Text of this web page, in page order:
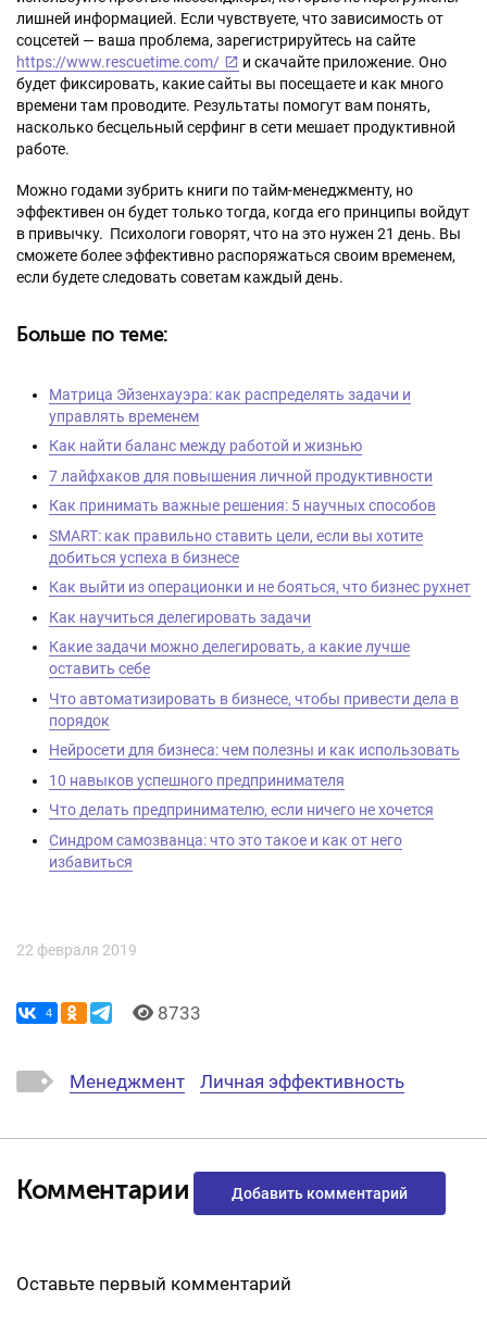
лишней информацией. Если чувствуете, что зависимость от
соцсетей — ваша проблема, зарегистрируйтесь на сайте
https://www.rescuetime.com/
и скачайте приложение. Оно
будет фиксировать, какие сайты вы посещаете и как много
времени там проводите. Результаты помогут вам понять,
насколько бесцельный серфинг в сети мешает продуктивной
работе.
Можно годами зубрить книги по тайм-менеджменту, но
эффективен он будет только тогда, когда его принципы войдут
в привычку. Психологи говорят, что на это нужен 21 день. Вы
сможете более эффективно распоряжаться своим временем,
если будете следовать советам каждый день.
Больше по теме:
Матрица Эйзенхауэра: как распределять задачи и
управлять временем
Как найти баланс между работой и жизнью
7 лайфхаков для повышения личной продуктивности
Как принимать важные решения: 5 научных способов
SMART: как правильно ставить цели, если вы хотите
добиться успеха в бизнесе
Как выйти из операционки и не бояться, что бизнес рухнет
Как научиться делегировать задачи
Какие задачи можно делегировать, а какие лучше
оставить себе
Что автоматизировать в бизнесе, чтобы привести дела в
порядок
Нейросети для бизнеса: чем полезны и как использовать
10 навыков успешного предпринимателя
Что делать предпринимателю, если ничего не хочется
Синдром самозванца: что это такое и как от него
избавиться
22 февраля 2019
4 8733
Менеджмент Личная эффективность
Комментарии Добавить комментарий
Оставьте первый комментарий